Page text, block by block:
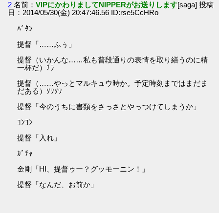
2 名前：VIPにかわりましてNIPPERがお送りします[saga] 投稿
日：2014/05/30(金) 20:47:46.56 ID:rse5CcHRo
ﾊﾞﾀﾝ
提督「……ふぅ」
提督（いかんな……私も普段通りの表情を取り繕うのに精
一杯だ）ﾁﾗ
提督（……やっとマルキュウ時か。予定時刻まではまだま
だある）ｿﾜｿﾜ
提督「今のうちに書類をさっさとやっつけてしまうか」
ｺﾝｺﾝ
提督「入れ」
ｶﾞﾁｬ
金剛「HI、提督ゥー？グッモーニン！」
提督「なんだ、お前か」